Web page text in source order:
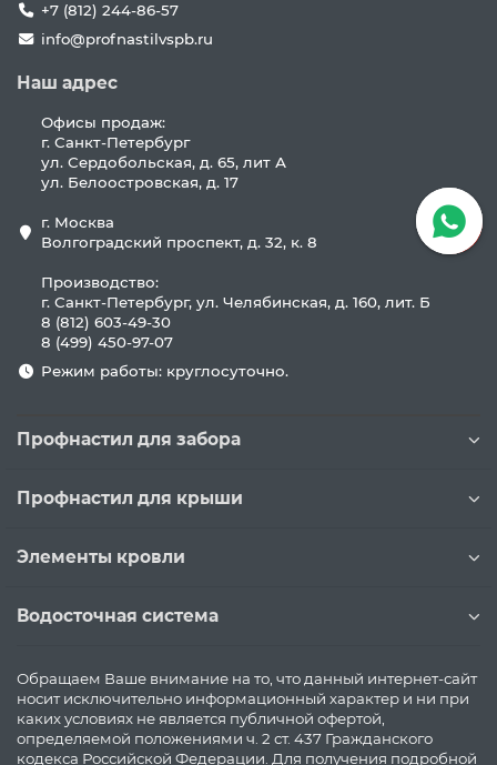
+7 (812) 244-86-57
info@profnastilvspb.ru
Наш адрес
Офисы продаж:
г. Санкт-Петербург
ул. Сердобольская, д. 65, лит А
ул. Белоостровская, д. 17
г. Москва
Волгоградский проспект, д. 32, к. 8
Производство:
г. Санкт-Петербург, ул. Челябинская, д. 160, лит. Б
8 (812) 603-49-30
8 (499) 450-97-07
Режим работы: круглосуточно.
Профнастил для забора
Профнастил для крыши
Элементы кровли
Водосточная система
Обращаем Ваше внимание на то, что данный интернет-сайт
носит исключительно информационный характер и ни при
каких условиях не является публичной офертой,
определяемой положениями ч. 2 ст. 437 Гражданского
кодекса Российской Федерации. Для получения подробной